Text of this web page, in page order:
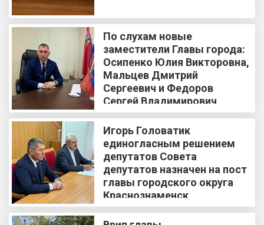
По слухам новые
заместители Главы города:
Осипенко Юлия Викторовна,
Мальцев Дмитрий
Сергеевич и Федоров
Сергей Владимирович
Игорь Головатик
единогласным решением
депутатов Совета
депутатов назначен на пост
главы городского округа
Краснознаменск